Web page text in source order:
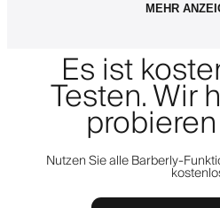
MEHR
Es ist
Testen. Wir
Nutzen Sie alle Barberly-